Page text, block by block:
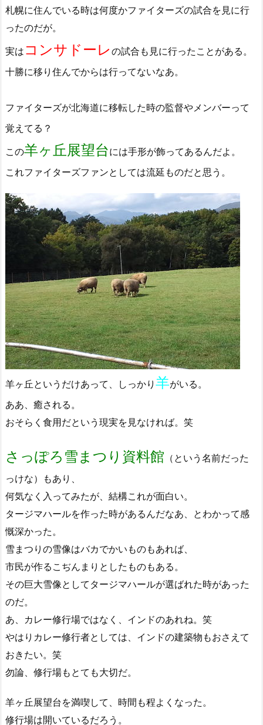
札幌に住んでいる時は何度かファイターズの試合を見に行
ったのだが。
実は コンサドーレの試合も見に行ったことがある。
十勝に移り住んでからは行ってないなあ。
ファイターズが北海道に移転した時の監督やメンバーって
覚えてる？
この羊ヶ丘展望台には手形が飾ってあるんだよ。
これファイターズファンとしては流延ものだと思う。
羊ヶ丘というだけあって、しっかり 羊がいる。
ああ、癒される。
おそらく食用だという現実を見なければ。笑
さっぽろ雪まつり資料館 （という名前だった
っけな）もあり、
何気なく入ってみたが、結構これが面白い。
タージマハールを作った時があるんだなあ、とわかって感
慨深かった。
雪まつりの雪像はバカでかいものもあれば、
市民が作るこぢんまりとしたものもある。
その巨大雪像としてタージマハールが選ばれた時があった
のだ。
あ、カレー修行場ではなく、インドのあれね。笑
やはりカレー修行者としては、インドの建築物もおさえて
おきたい。笑
勿論、修行場もとても大切だ。
羊ヶ丘展望台を満喫して、時間も程よくなった。
修行場は開いているだろう。